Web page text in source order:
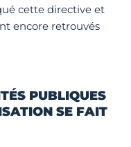
cette directive et
encore retrouvés
PUBLIQUES
SE FAIT